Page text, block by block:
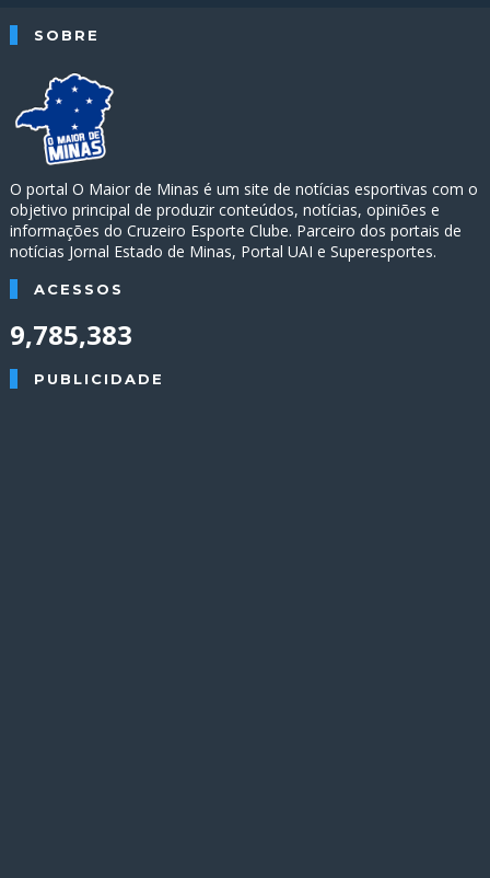
SOBRE
O portal O Maior de Minas é um site de notícias esportivas com o
objetivo principal de produzir conteúdos, notícias, opiniões e
informações do Cruzeiro Esporte Clube. Parceiro dos portais de
notícias Jornal Estado de Minas, Portal UAI e Superesportes.
ACESSOS
9,785,383
PUBLICIDADE